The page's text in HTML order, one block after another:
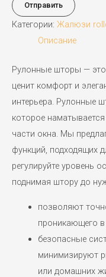
Отправить
Категории: Жалюзи
Описание
Рулонные шторы —
ценит комфорт и
интерьера. Рулонные
которое
части окна. Мы
функций, подходящих
регулируйте уровень
поднимая штору до
позволяют
проникающего
безопасные
минимизируют
или домашних